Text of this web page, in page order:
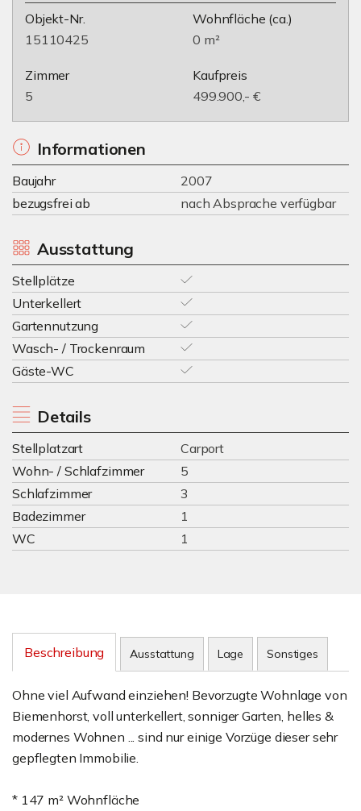
Objekt-Nr.
15110425
Wohnfläche (ca.)
0 m²
Zimmer
5
Kaufpreis
499.900,- €
Informationen
Baujahr
2007
bezugsfrei ab
nach Absprache verfügbar
Ausstattung
Stellplätze
Unterkellert
Gartennutzung
Wasch- / Trockenraum
Gäste-WC
Details
Stellplatzart
Carport
Wohn- / Schlafzimmer
5
Schlafzimmer
3
Badezimmer
1
WC
1
Beschreibung Ausstattung Lage Sonstiges
Ohne viel Aufwand einziehen! Bevorzugte Wohnlage von
Biemenhorst, voll unterkellert, sonniger Garten, helles &
modernes Wohnen ... sind nur einige Vorzüge dieser sehr
gepflegten Immobilie.
* 147 m² Wohnfläche